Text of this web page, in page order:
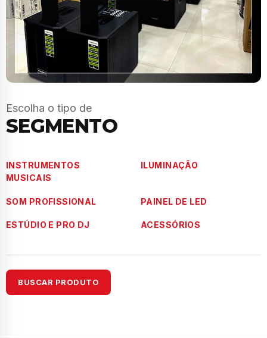
Escolha o tipo de
SEGMENTO
INSTRUMENTOS
MUSICAIS
ILUMINAÇÃO
SOM PROFISSIONAL PAINEL DE LED
ESTÚDIO E PRO DJ ACESSÓRIOS
BUSCAR PRODUTO